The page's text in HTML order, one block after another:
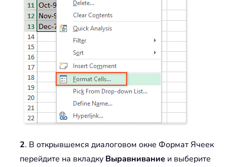
2. В открывшемся диалоговом окне Формат Ячеек
перейдите на вкладку Выравнивание и выберите